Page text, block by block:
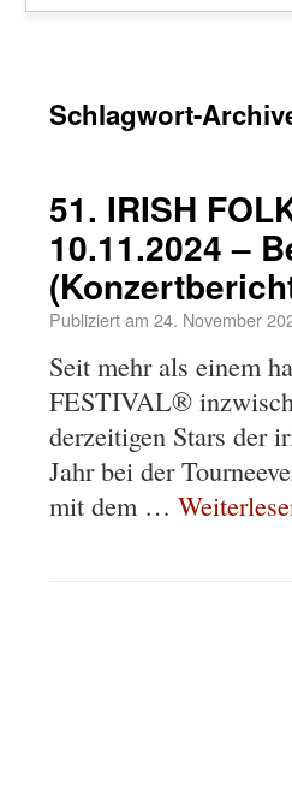
Schlagwort-
51. IRISH
10.11.2024 –
Publiziert am 24. November
Seit mehr als einem
FESTIVAL®
derzeitigen Stars der
Jahr bei der
mit dem …